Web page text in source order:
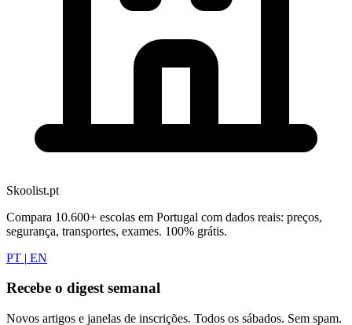
Skoolist.pt
Compara 10.600+ escolas em Portugal com dados reais: preços,
segurança, transportes, exames. 100% grátis.
PT | EN
Recebe o digest semanal
Novos artigos e janelas de inscrições. Todos os sábados. Sem spam.